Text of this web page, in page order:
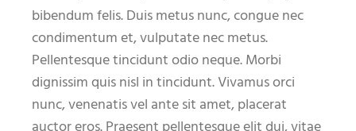
bibendum felis. Duis metus nunc, congue nec
condimentum et, vulputate nec metus.
Pellentesque tincidunt odio neque. Morbi
dignissim quis nisl in tincidunt. Vivamus orci
nunc, venenatis vel ante sit amet, placerat